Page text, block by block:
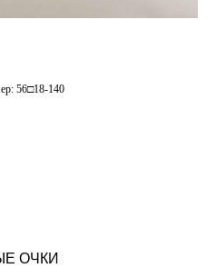
56□18-140
ОЧКИ